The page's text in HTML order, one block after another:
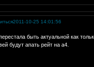
2011-10-25 14:01:56
быть актуальной как
будут апать рейт на а4.